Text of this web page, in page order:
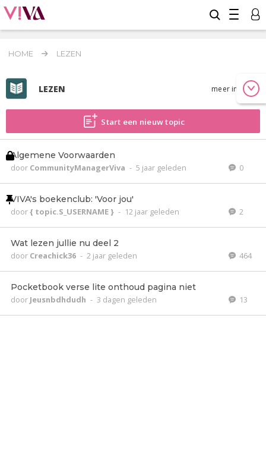
HOME LEZEN
LEZEN meer info
Start een nieuw topic
Algemene Voorwaarden
door CommunityManagerViva - 5 jaar geleden 0
VIVA's boekenclub: 'Voor jou'
door{ topic.S_USERNAME } - 12 jaar geleden 2
Wat lezen jullie nu deel 2
door Creachick36 - 2 jaar geleden 464
Pocketbook verse lite onthoud pagina niet
door Jeusnbdhdudh - 3 dagen geleden 13